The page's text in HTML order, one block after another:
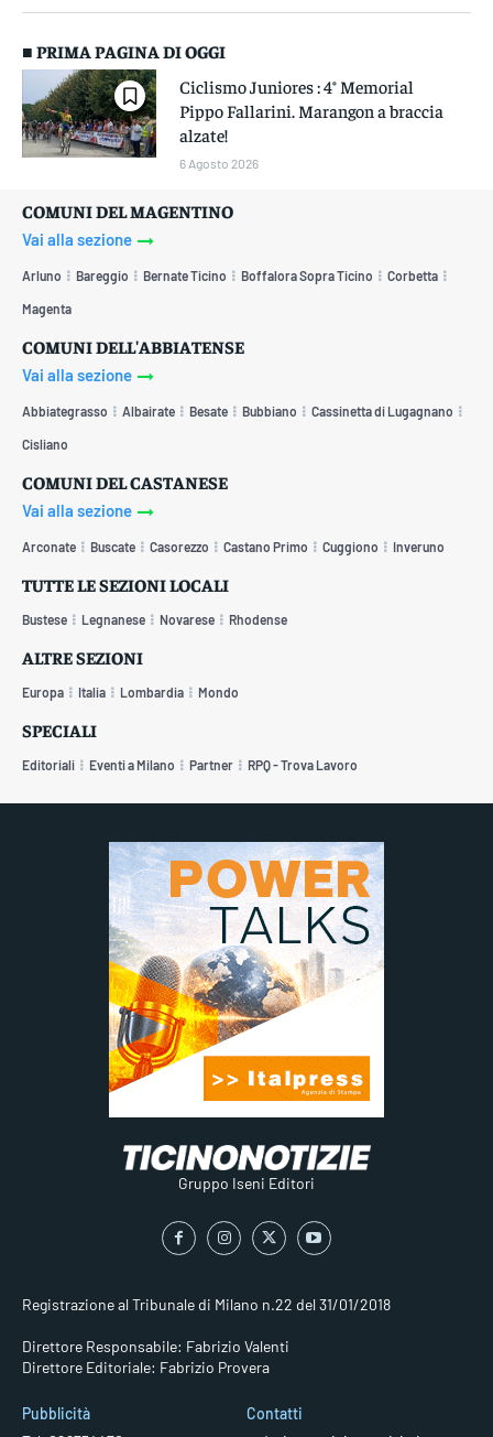
■ PRIMA PAGINA DI OGGI
Ciclismo Juniores : 4° Memorial
Pippo Fallarini. Marangon a braccia
alzate!
6 Agosto 2026
COMUNI DEL MAGENTINO
Vai alla sezione
Arluno Bareggio Bernate Ticino Boffalora Sopra Ticino Corbetta
Magenta
COMUNI DELL'ABBIATENSE
Vai alla sezione
Abbiategrasso Albairate Besate Bubbiano Cassinetta di Lugagnano
Cisliano
COMUNI DEL CASTANESE
Vai alla sezione
Arconate Buscate Casorezzo Castano Primo Cuggiono Inveruno
TUTTE LE SEZIONI LOCALI
Bustese Legnanese Novarese Rhodense
ALTRE SEZIONI
Europa Italia Lombardia Mondo
SPECIALI
Editoriali Eventi a Milano Partner RPQ - Trova Lavoro
Gruppo Iseni Editori
Registrazione al Tribunale di Milano n.22 del 31/01/2018
Direttore Responsabile: Fabrizio Valenti
Direttore Editoriale: Fabrizio Provera
Pubblicità
Contatti